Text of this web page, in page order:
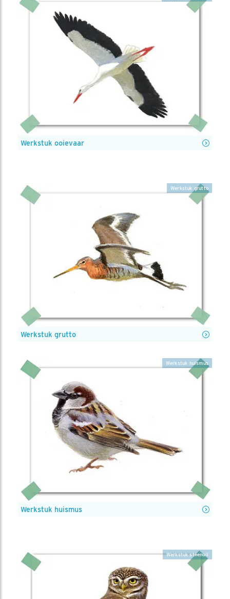
Werkstuk ooievaar
Werkstuk grutto
Werkstuk grutto
Werkstuk huismus
Werkstuk huismus
Werkstuk steenuil